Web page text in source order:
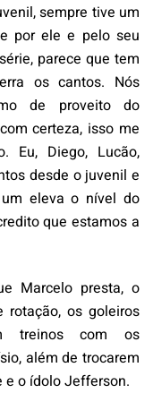
sempre tive um
por ele e pelo seu
parece que tem
os cantos. Nós
de proveito do
certeza, isso me
Eu, Diego, Lucão,
desde o juvenil e
eleva o nível do
que estamos a
Marcelo presta, o
rotação, os goleiros
treinos com os
além de trocarem
e o ídolo Jefferson.